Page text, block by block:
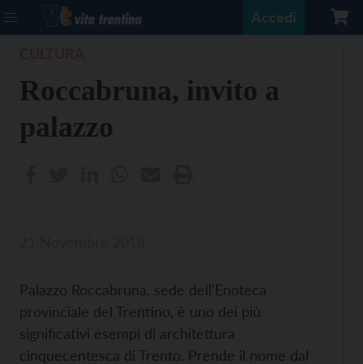
Accedi
Roccabruna, invito a
palazzo
Palazzo Roccabruna, sede dell'Enoteca
provinciale del Trentino, è uno dei più
significativi esempi di architettura
cinquecentesca di Trento. Prende il nome dal